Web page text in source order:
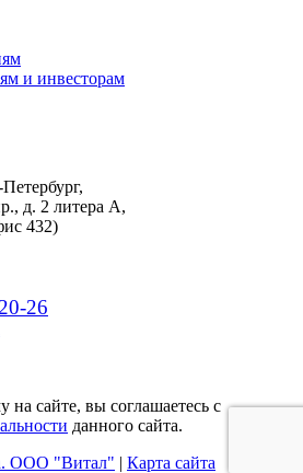
и инвесторам
д. 2 литера А,
432)
26
сайте, вы соглашаетесь с
данного сайта.
ООО "Витал" | Карта сайта